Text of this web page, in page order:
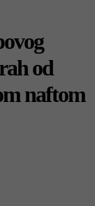
od
naftom